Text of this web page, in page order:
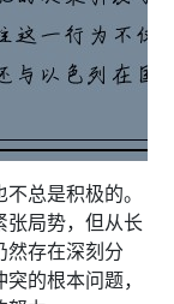
总是积极的。
张局势，但从长
然存在深刻分
的根本问题，